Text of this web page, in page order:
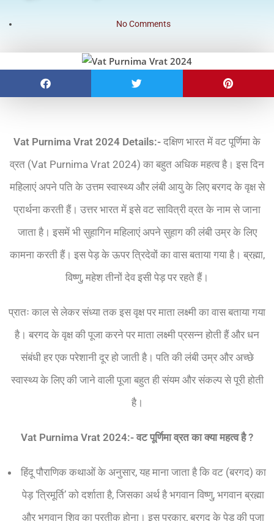
No Comments
Vat Purnima Vrat 2024 Details:- दक्षिण भारत में वट पूर्णिमा के
व्रत (Vat Purnima Vrat 2024) का बहुत अधिक महत्व है। इस दिन
महिलाएं अपने पति के उत्तम स्वास्थ्य और लंबी आयु के लिए बरगद के वृक्ष से
प्रार्थना करती हैं। उत्तर भारत में इसे वट सावित्री व्रत के नाम से जाना
जाता है। इसमें भी सुहागिन महिलाएं अपने सुहाग की लंबी उम्र के लिए
कामना करती हैं। इस पेड़ के ऊपर त्रिदेवों का वास बताया गया है। ब्रह्मा,
विष्णु, महेश तीनों देव इसी पेड़ पर रहते हैं।
प्रातः काल से लेकर संध्या तक इस वृक्ष पर माता लक्ष्मी का वास बताया गया
है। बरगद के वृक्ष की पूजा करने पर माता लक्ष्मी प्रसन्न होती हैं और धन
संबंधी हर एक परेशानी दूर हो जाती है। पति की लंबी उम्र और अच्छे
स्वास्थ्य के लिए की जाने वाली पूजा बहुत ही संयम और संकल्प से पूरी होती
है।
Vat Purnima Vrat 2024:- वट पूर्णिमाव्रतकाक्यामहत्वहै ?
हिंदू पौराणिक कथाओं के अनुसार, यह माना जाता है कि वट (बरगद) का
पेड़ ‘त्रिमूर्ति’ को दर्शाता है, जिसका अर्थ है भगवान विष्णु, भगवान ब्रह्मा
और भगवान शिव का प्रतीक होना। इस प्रकार, बरगद के पेड़ की पूजा